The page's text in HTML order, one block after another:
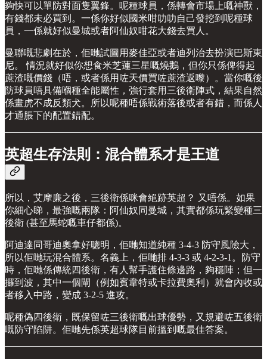
夠快可以單防對面隻翼鋒。呢種球員，係轉會市場上嘅神獸，
有錢都未必買到。一係你好似國米咁叻叻自己發挖到呢種球
員，一係就好似曼城或者阿仙奴咁花大錢去買人。
曼聯嘅悲劇在於，佢哋試圖用麥佳亞或者迪列治去扮演巴斯東
尼。 情況就好似你想食米芝蓮三星嘅燒鵝，但你只係俾得起
蔗渣嘅價錢（唔，或者係用咗天價買咗蔗渣返嚟）。當你嘅後
防球員唔具備嗰種全能屬性，強行套用三後衛陣式，結果自然
係畫虎不成反類犬。所以呢種唔係戰術落後或者有錯，而係人
才通脹下的配置錯配。
英超生存法則：混合體系才是王道
所以，艾摩廉之後，三後衛係咪會絕跡英超？ 又唔係。如果
你細心睇，最強嘅兩隊：阿仙奴同曼城，其實都係玩緊變種三
後衛 (甚至馬蛇嘅車仔都係)。
阿迪達同哥迪奧拿好聰明，佢哋知道純種 3-4-3 防守風險大，
所以佢哋玩混合體系。名義上，佢哋排 4-3-3 或 4-2-3-1。防守
時，佢哋係傳統四後衛，有人幫手護住條邊路，夠穩陣；但一
攞到波，其中一個閘（例如賓韋特或卡拉費奧利）就會內收或
者移入中路，變成 3-2-5 進攻。
呢種偽四後衛，既保留咗三後衛嘅出球優勢，又規避咗五後衛
嘅防守陷阱。佢哋先係英超球隊目前搵到嘅最佳答案。